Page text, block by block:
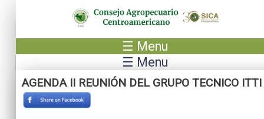
Pasar al contenido principal
☰ Menu
☰ Menu
AGENDA II REUNIÓN DEL GRUPO TECNICO ITTI